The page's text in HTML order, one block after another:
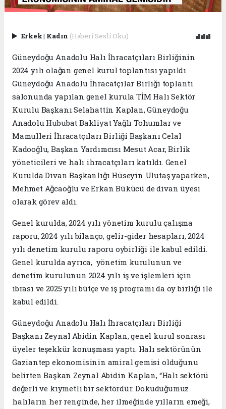
Erkek| Kadın (Haberi Sesli Oku)
Güneydoğu Anadolu Halı İhracatçıları Birliğinin
2024 yılı olağan genel kurul toplantısı yapıldı.
Güneydoğu Anadolu İhracatçılar Birliği toplantı
salonunda yapılan genel kurula TİM Halı Sektör
Kurulu Başkanı Selahattin Kaplan, Güneydoğu
Anadolu Hububat Bakliyat Yağlı Tohumlar ve
Mamulleri İhracatçıları Birliği Başkanı Celal
Kadooğlu, Başkan Yardımcısı Mesut Acar, Birlik
yöneticileri ve halı ihracatçıları katıldı. Genel
Kurulda Divan Başkanlığı Hüseyin Ulutaş yaparken,
Mehmet Ağcaoğlu ve Erkan Bükücü de divan üyesi
olarak görev aldı.
Genel kurulda, 2024 yılı yönetim kurulu çalışma
raporu, 2024 yılı bilanço, gelir-gider hesapları, 2024
yılı denetim kurulu raporu oybirliği ile kabul edildi.
Genel kurulda ayrıca, yönetim kurulunun ve
denetim kurulunun 2024 yılı iş ve işlemleri için
ibrası ve 2025 yılı bütçe ve iş programı da oy birliği ile
kabul edildi.
Güneydoğu Anadolu Halı İhracatçıları Birliği
Başkanı Zeynal Abidin Kaplan, genel kurul sonrası
üyeler teşekkür konuşması yaptı. Halı sektörünün
Gaziantep ekonomisinin amiral gemisi olduğunu
belirten Başkan Zeynal Abidin Kaplan, “Halı sektörü
değerli ve kıymetli bir sektördür. Dokuduğumuz
halıların her renginde, her ilmeğinde yılların emeği,